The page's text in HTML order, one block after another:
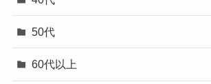
50代
60代以上